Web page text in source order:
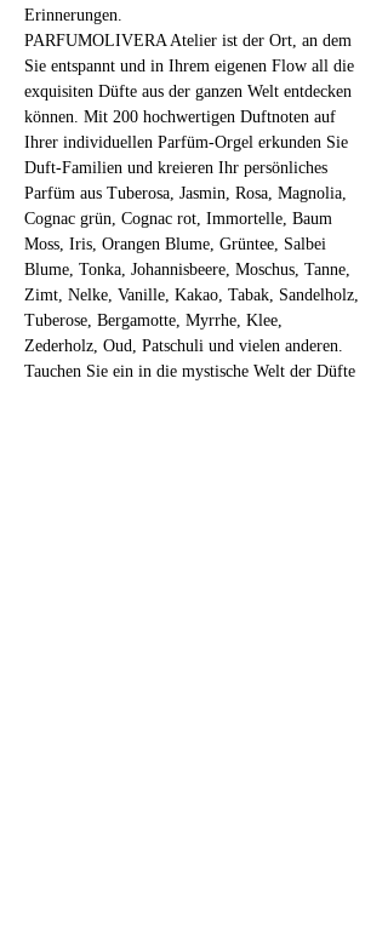
Erinnerungen.
PARFUMOLIVERA Atelier ist der Ort, an dem
Sie entspannt und in Ihrem eigenen Flow all die
exquisiten Düfte aus der ganzen Welt entdecken
können. Mit 200 hochwertigen Duftnoten auf
Ihrer individuellen Parfüm-Orgel erkunden Sie
Duft-Familien und kreieren Ihr persönliches
Parfüm aus Tuberosa, Jasmin, Rosa, Magnolia,
Cognac grün, Cognac rot, Immortelle, Baum
Moss, Iris, Orangen Blume, Grüntee, Salbei
Blume, Tonka, Johannisbeere, Moschus, Tanne,
Zimt, Nelke, Vanille, Kakao, Tabak, Sandelholz,
Tuberose, Bergamotte, Myrrhe, Klee,
Zederholz, Oud, Patschuli und vielen anderen.
Tauchen Sie ein in die mystische Welt der Düfte